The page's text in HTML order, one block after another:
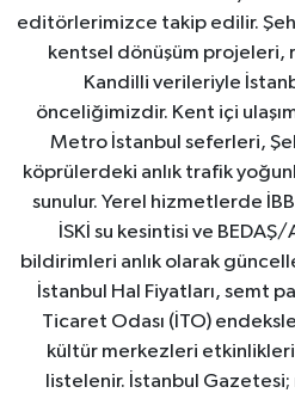
editörlerimizce takip edilir.
kentsel dönüşüm projeleri,
Kandilli verileriyle
önceliğimizdir. Kent içi
Metro İstanbul seferleri,
köprülerdeki anlık trafik
sunulur. Yerel hizmetlerde
İSKİ su kesintisi ve BEDAŞ/
bildirimleri anlık olarak
İstanbul Hal Fiyatları, semt
Ticaret Odası (İTO)
kültür merkezleri
listelenir. İstanbul